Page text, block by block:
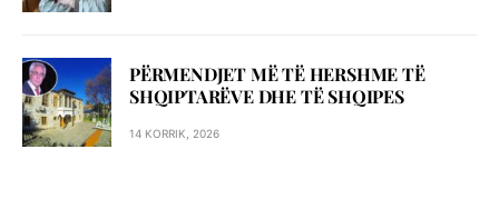
PËRMENDJET MË TË HERSHME TË
SHQIPTARËVE DHE TË SHQIPES
14 KORRIK, 2026